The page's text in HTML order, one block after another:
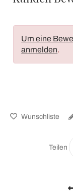
Um eine
anmelden.
Wunschliste
Teilen